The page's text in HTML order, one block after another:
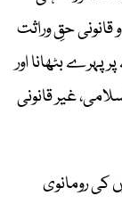
حقِ وراثت
بٹھانا اور
غیر قانونی
کی رومانوی